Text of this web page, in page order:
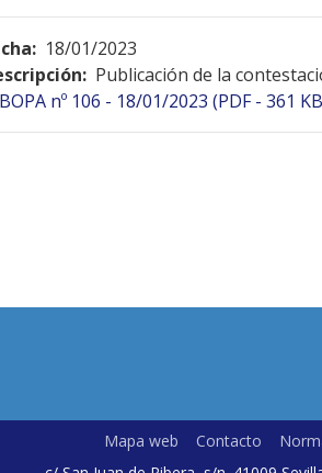
18/01/2023
Publicación de la
BOPA nº 106 - 18/01/2023 (PDF - 361
Mapa web Contacto